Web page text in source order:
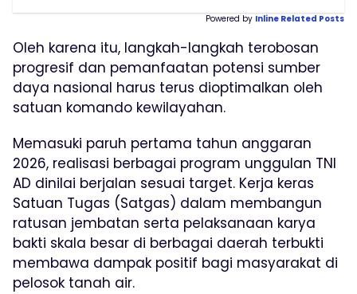
Powered by Inline Related Posts
Oleh karena itu, langkah-langkah terobosan
progresif dan pemanfaatan potensi sumber
daya nasional harus terus dioptimalkan oleh
satuan komando kewilayahan.
Memasuki paruh pertama tahun anggaran
2026, realisasi berbagai program unggulan TNI
AD dinilai berjalan sesuai target. Kerja keras
Satuan Tugas (Satgas) dalam membangun
ratusan jembatan serta pelaksanaan karya
bakti skala besar di berbagai daerah terbukti
membawa dampak positif bagi masyarakat di
pelosok tanah air.